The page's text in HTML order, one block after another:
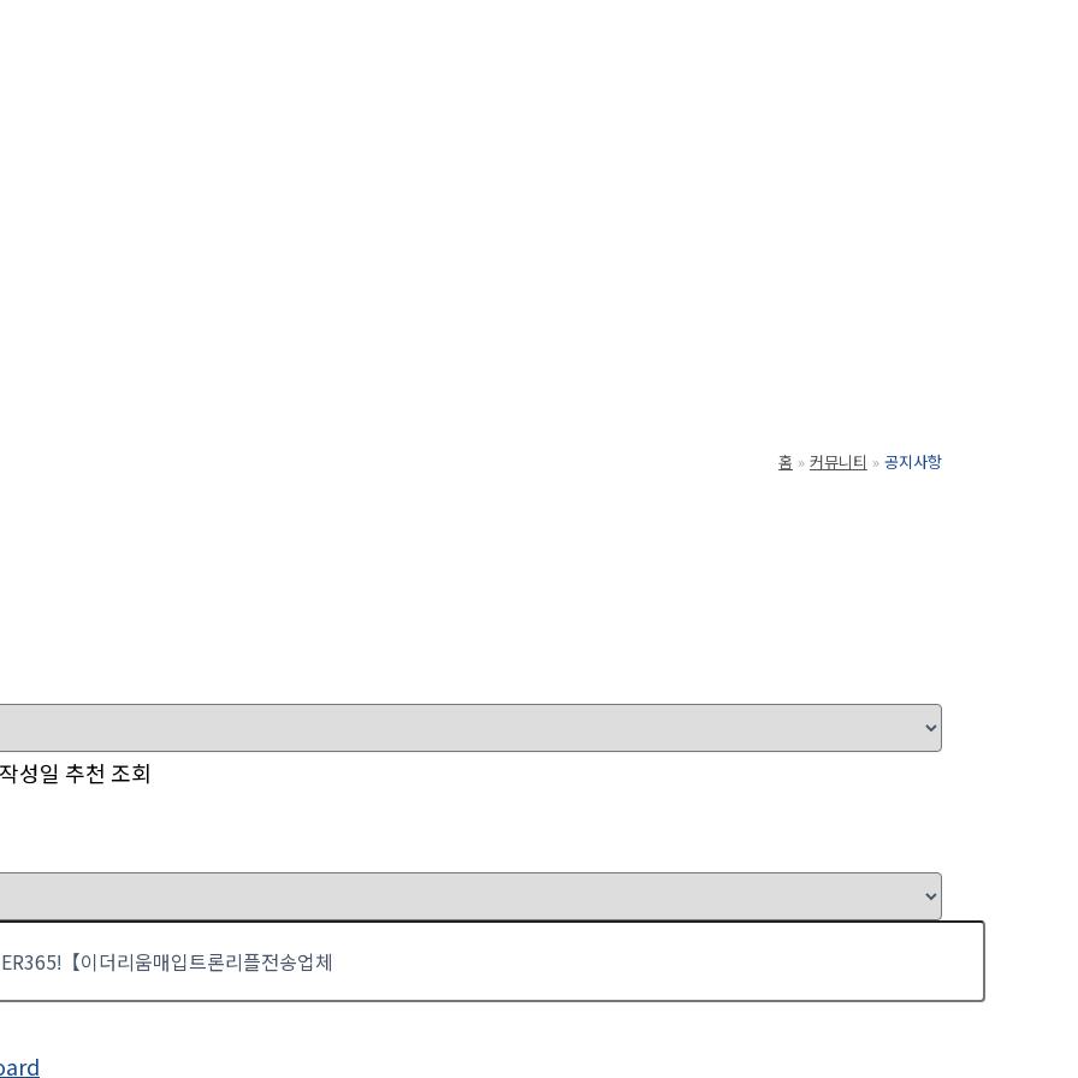
홈 커뮤니티 공지사항
작성일 추천 조회